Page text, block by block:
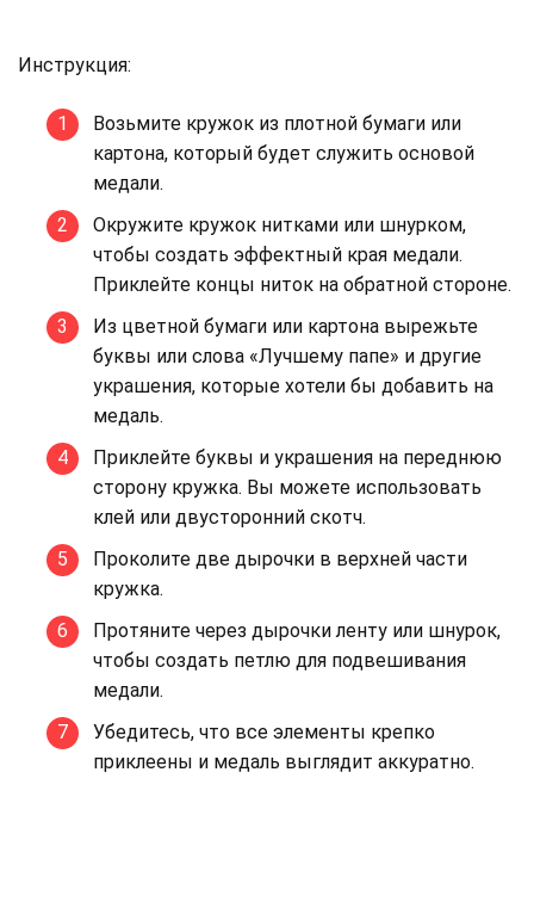
Инструкция:
Возьмите кружок из плотной бумаги или
картона, который будет служить основой
медали.
Окружите кружок нитками или шнурком,
чтобы создать эффектный края медали.
Приклейте концы ниток на обратной стороне.
Из цветной бумаги или картона вырежьте
буквы или слова «Лучшему папе» и другие
украшения, которые хотели бы добавить на
медаль.
Приклейте буквы и украшения на переднюю
сторону кружка. Вы можете использовать
клей или двусторонний скотч.
Проколите две дырочки в верхней части
кружка.
Протяните через дырочки ленту или шнурок,
чтобы создать петлю для подвешивания
медали.
Убедитесь, что все элементы крепко
приклеены и медаль выглядит аккуратно.